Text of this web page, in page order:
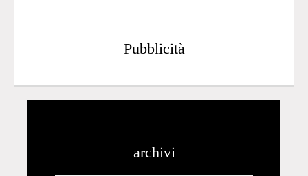
Pubblicità
archivi